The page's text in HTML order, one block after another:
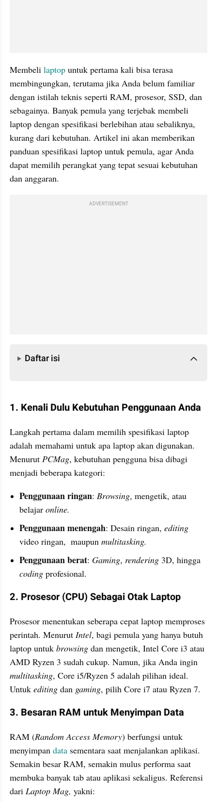
Membeli laptop untuk pertama kali bisa terasa
membingungkan, terutama jika Anda belum familiar
dengan istilah teknis seperti RAM, prosesor, SSD, dan
sebagainya. Banyak pemula yang terjebak membeli
laptop dengan spesifikasi berlebihan atau sebaliknya,
kurang dari kebutuhan. Artikel ini akan memberikan
panduan spesifikasi laptop untuk pemula, agar Anda
dapat memilih perangkat yang tepat sesuai kebutuhan
dan anggaran.
ADVERTISEMENT
Daftar isi
1. Kenali Dulu Kebutuhan Penggunaan Anda
Langkah pertama dalam memilih spesifikasi laptop
adalah memahami untuk apa laptop akan digunakan.
Menurut PCMag, kebutuhan pengguna bisa dibagi
menjadi beberapa kategori:
Penggunaan ringan: Browsing, mengetik, atau
belajar online.
Penggunaan menengah: Desain ringan, editing
video ringan,  maupun multitasking.
Penggunaan berat: Gaming, rendering
coding profesional.
2. Prosesor (CPU) Sebagai Otak Laptop
Prosesor menentukan seberapa cepat laptop memproses
perintah. Menurut Intel, bagi pemula yang hanya butuh
laptop untuk browsing dan mengetik, Intel Core i3 atau
multitasking, Core i5/Ryzen 5 adalah pilihan ideal.
Untuk editing dan gaming, pilih Core i7 atau Ryzen 7.
3. Besaran RAM untuk Menyimpan Data
RAM (Random Access Memory) berfungsi untuk
menyimpan data sementara saat menjalankan aplikasi.
Semakin besar RAM, semakin mulus performa saat
membuka banyak tab atau aplikasi sekaligus. Referensi
dari Laptop Mag, yakni: